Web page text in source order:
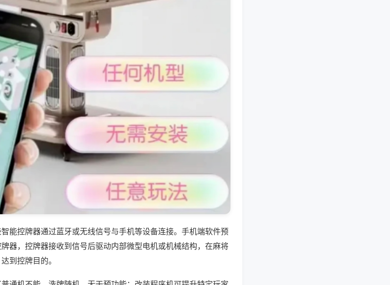
能控牌器通过蓝牙或无线信号与手机等设备连接。手机端软件预
器，控牌器接收到信号后驱动内部微型电机或机械结构，在麻将
到控牌目的。